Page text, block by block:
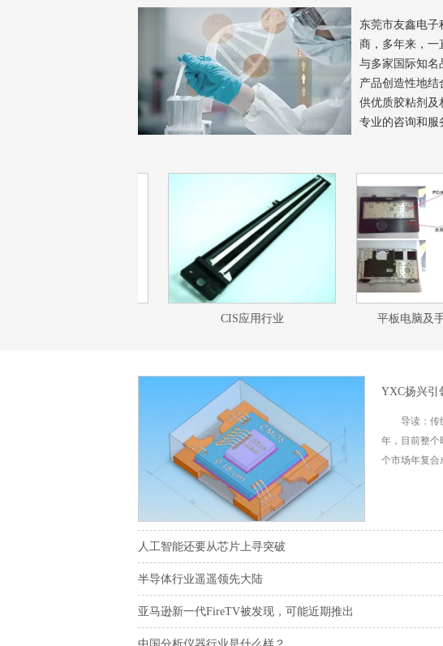
东莞市友鑫电
商，多年来，一
与多家国际知名
产品创造性地结
供优质胶粘剂及
专业的咨询和服
CIS应用行业 平板电脑及手机
YXC扬兴引
导读：传统
年，目前整个
个市场年复合
人工智能还要从芯片上寻突破
半导体行业遥遥领先大陆
亚马逊新一代FireTV被发现，可能近期推出